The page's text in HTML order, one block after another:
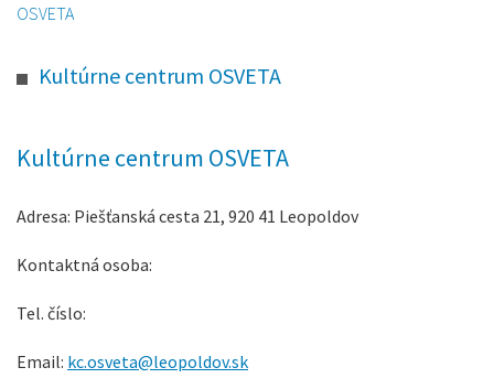
OSVETA
Kultúrne centrum OSVETA
Kultúrne centrum OSVETA
Adresa: Piešťanská cesta 21, 920 41 Leopoldov
Kontaktná osoba:
Tel. číslo:
Email: kc.osveta@leopoldov.sk